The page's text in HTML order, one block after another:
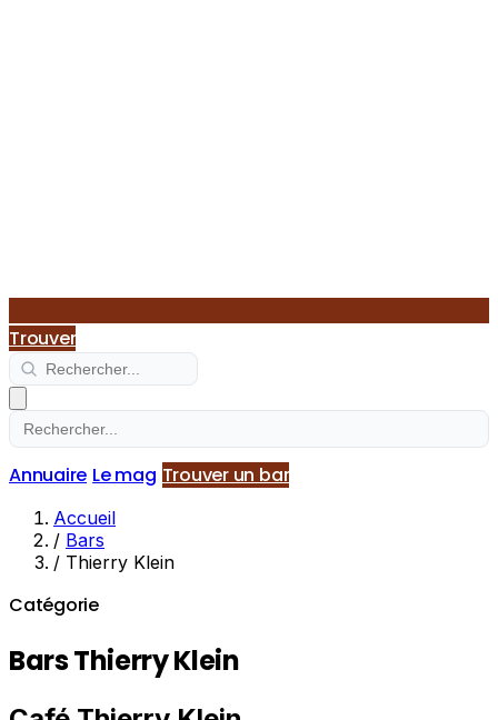
Trouver
Annuaire Le mag Trouver un bar
Accueil
/ Bars
/ Thierry Klein
Catégorie
Bars Thierry Klein